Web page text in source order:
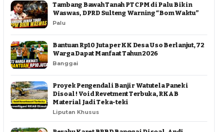
Tambang Bawah Tanah PT CPM di Palu Bikin
Waswas, DPRD Sulteng Warning “Bom Waktu”
Palu
Bantuan Rp10 Juta per KK Desa Uso Berlanjut, 72
Warga Dapat Manfaat Tahun 2026
Banggai
Proyek Pengendali Banjir Watutela Paneki
Disoal ! Void Revetment Terbuka, RKAB
Material Jadi Teka-teki
Liputan Khusus